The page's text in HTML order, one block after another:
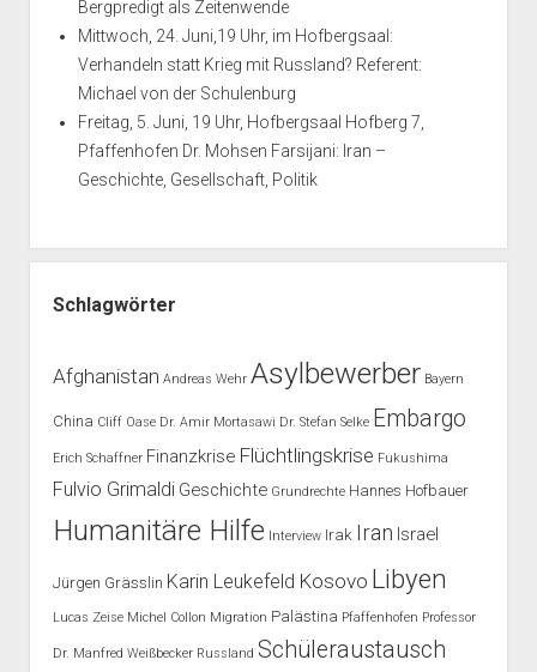
Bergpredigt als Zeitenwende
Mittwoch, 24. Juni,19 Uhr, im Hofbergsaal:
Verhandeln statt Krieg mit Russland? Referent:
Michael von der Schulenburg
Freitag, 5. Juni, 19 Uhr, Hofbergsaal Hofberg 7,
Pfaffenhofen Dr. Mohsen Farsijani: Iran –
Geschichte, Gesellschaft, Politik
Schlagwörter
Afghanistan Andreas Wehr Asylbewerber Bayern
China Cliff Oase Dr. Amir Mortasawi Dr. Stefan Selke Embargo
Erich Schaffner Finanzkrise Flüchtlingskrise Fukushima
Fulvio Grimaldi Geschichte Grundrechte Hannes Hofbauer
Humanitäre Hilfe Interview Irak Iran Israel
Jürgen Grässlin Karin Leukefeld Kosovo Libyen
Lucas Zeise Michel Collon Migration Palästina Pfaffenhofen Professor
Dr. Manfred Weißbecker Russland Schüleraustausch